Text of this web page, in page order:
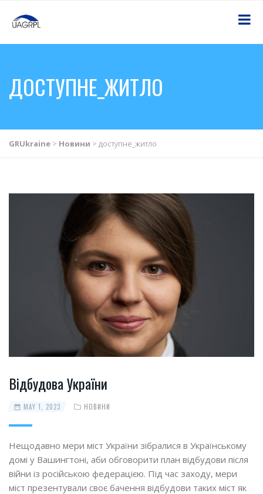
ДОСТУПНЕ_ЖИТЛО
GRUkraine > Новини > доступне_житло
Відбудова України
MAY 1, 2023 НОВИНИ
Нещодавно мери міст України зібралися в Українському
домі у Вашингтоні, аби обговорити план відбудови після
війни із російською федерацією. Під час заходу, мери
міст презентували своє бачення відбудови таких міст як